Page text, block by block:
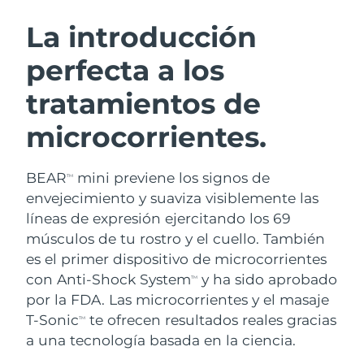
La introducción
perfecta a los
tratamientos de
microcorrientes.
BEARTM
mini previene los signos de
envejecimiento y suaviza visiblemente las
líneas de expresión ejercitando los 69
músculos de tu rostro y el cuello. También
es el primer dispositivo de microcorrientes
con Anti-Shock SystemTM
y ha sido aprobado
por la FDA. Las microcorrientes y el masaje
T-SonicTM
te ofrecen resultados reales gracias
a una tecnología basada en la ciencia.
Limpieza facial
LUNA™ 4 pack
Anti-aging massage
LUNA™ 4 Plus
Massage, LED heating
LUNA™ 4 Men
For men, anti-aging massage
Lifting facial
BEAR™ 2 pack
Microcurrent toning
BEAR™ 2 go
Microcurrent toning on-the-go
BEAR™ 2 eyes & lips
Microcurrent line smoothing device
Hidratación
UFO™ 3 pack
Deep facial hydration
UFO™ 3 LED
Near-infrared and red light therapy
device
Cuidado bucal
issa™ 4
Hybrid silicone sonic toothbrush
issa™ 4 plus
Smart hybrid silicone sonic toothbrush
TRATAMIENTO ANTIEDAD FAQ™
Antiedad Tratamientos LED
NEW
Austria Entrega prevista
Baréin Entrega prevista
Bélgica Entrega prevista
Bermudas Entrega prevista
Bosnia y Herzegovina Entrega prevista
Brunéi Entrega prevista
Bulgaria Entrega prevista8/10/26
Canadá Entrega prevista 8/14/26
Entrega prevista